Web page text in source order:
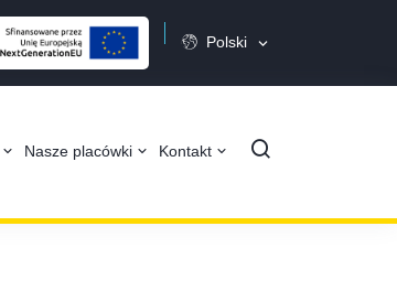
Polski
Nasze placówki Kontakt